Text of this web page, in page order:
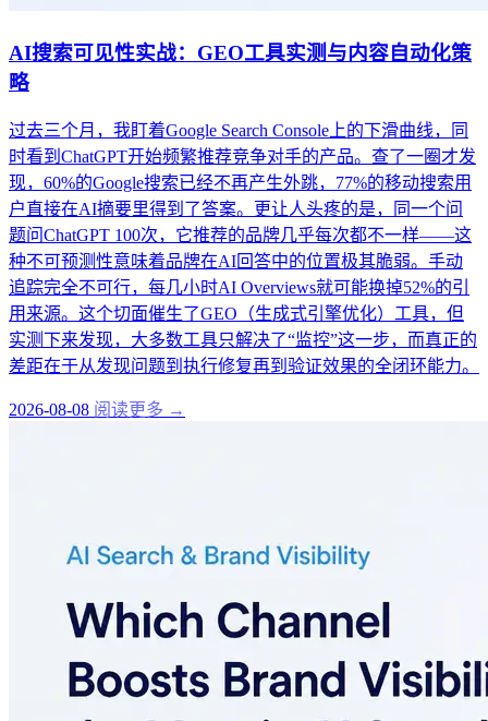
AI搜索可见性实战：GEO工具实测与内容自动化策
略
过去三个月，我盯着Google Search Console上的下滑曲线，同
时看到ChatGPT开始频繁推荐竞争对手的产品。查了一圈才发
现，60%的Google搜索已经不再产生外跳，77%的移动搜索用
户直接在AI摘要里得到了答案。更让人头疼的是，同一个问
题问ChatGPT 100次，它推荐的品牌几乎每次都不一样——这
种不可预测性意味着品牌在AI回答中的位置极其脆弱。手动
追踪完全不可行，每几小时AI Overviews就可能换掉52%的引
用来源。这个切面催生了GEO（生成式引擎优化）工具，但
实测下来发现，大多数工具只解决了“监控”这一步，而真正的
差距在于从发现问题到执行修复再到验证效果的全闭环能力。
2026-08-08 阅读更多 →